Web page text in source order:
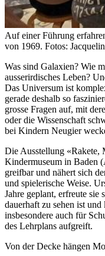
Auf einer Führung
von 1969. Fotos:
Was sind Galaxien? Wie
ausserirdisches Leben?
Das Universum ist
gerade deshalb so
grosse Fragen auf, mit
oder die Wissenschaft
bei Kindern Neugier
Die Ausstellung «Rakete,
Kindermuseum in Baden
greifbar und nähert sich
und spielerische Weise.
Jahre geplant, erfreute sie
dauerhaft zu sehen ist
insbesondere auch für
des Lehrplans aufgreift.
Von der Decke hängen